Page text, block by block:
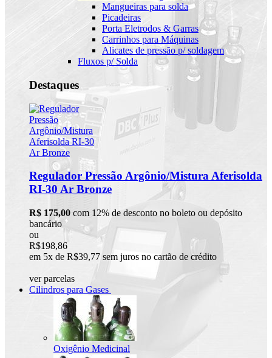
Mangueiras para solda
Picadeiras
Porta Eletrodos & Garras
Carrinhos para Máquinas
Alicates de pressão p/ soldagem
Fluxos p/ Solda
Destaques
Regulador Pressão Argônio/Mistura Aferisolda
RI-30 Ar Bronze
R$ 175,00 com 12% de desconto no boleto ou depósito
bancário
ou
R$198,86
em 5x de R$39,77 sem juros no cartão de crédito
ver parcelas
Cilindros para Gases
Oxigênio Medicinal